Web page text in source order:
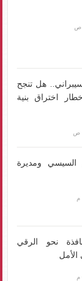
هل تنجح
اختراق بنية
السيسي ومديرة
شارع 306 نافذة نحو الرقي
الأمل